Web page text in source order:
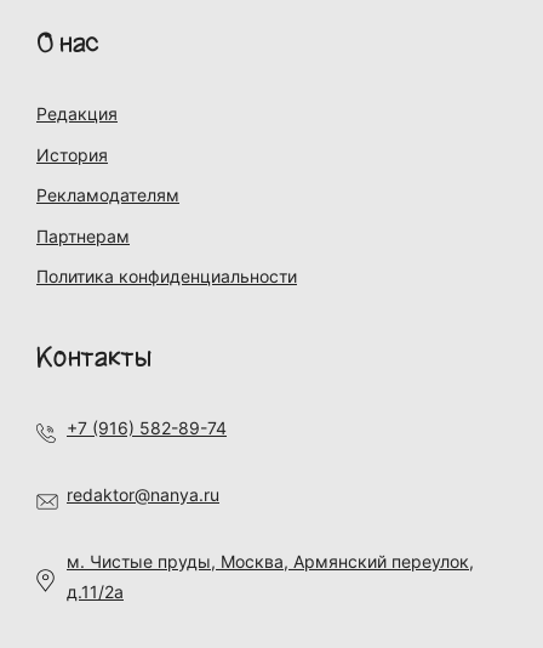
О нас
Редакция
История
Рекламодателям
Партнерам
Политика конфиденциальности
Контакты
+7 (916) 582-89-74
redaktor@nanya.ru
м. Чистые пруды, Москва, Армянский переулок,
д.11/2а